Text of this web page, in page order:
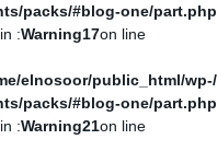
packs/#blog-one/part.php
on line
17
Warning
: Undefined variable $selector in
elnosoor/public_html/wp-
packs/#blog-one/part.php
on line
21
Warning
: Undefined variable $selector in